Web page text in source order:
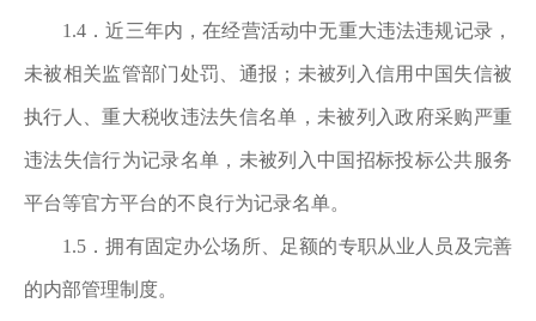
1.4．近三年内，在经营活动中无重大违法违规记录，
未被相关监管部门处罚、通报；未被列入信用中国失信被
执行人、重大税收违法失信名单，未被列入政府采购严重
违法失信行为记录名单，未被列入中国招标投标公共服务
平台等官方平台的不良行为记录名单。
1.5．拥有固定办公场所、足额的专职从业人员及完善
的内部管理制度。